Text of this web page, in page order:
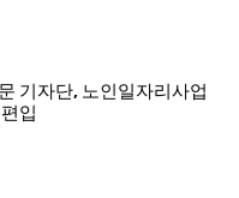
기자단, 노인일자리사업
입